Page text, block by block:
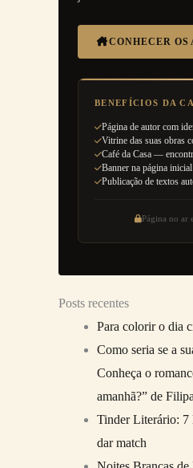
CONHECER OS
BENEFÍCIOS DA
Página de autor com
Vitrine das suas obras
Café da Casa —
Banner na página
Publicação de textos
Página no ar
Posts recentes
Para colorir o dia
Como seria se a
Conheça o
amanhã?” de
Tinder Literário: 7
dar match